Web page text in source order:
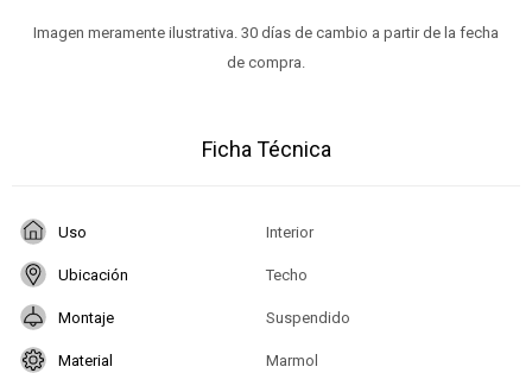
Imagen meramente ilustrativa. 30 días de cambio a partir de la fecha
de compra.
Ficha Técnica
Uso Interior
Ubicación Techo
Montaje Suspendido
Material Marmol